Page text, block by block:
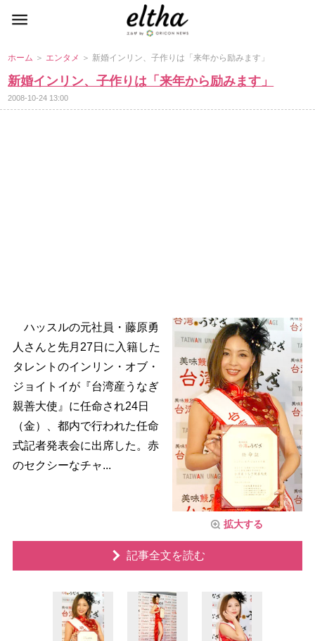
ホーム ＞ エンタメ ＞ 新婚インリン、子作りは「来年から励みます」
新婚インリン、子作りは「来年から励みます」
2008-10-24 13:00
拡大する
ハッスルの元社員・藤原勇
人さんと先月27日に入籍した
タレントのインリン・オブ・
ジョイトイが『台湾産うなぎ
親善大使』に任命され24日
（金）、都内で行われた任命
式記者発表会に出席した。赤
のセクシーなチャ...
記事全文を読む